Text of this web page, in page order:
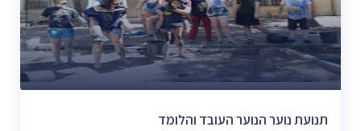
תנועת נוער הנוער העובד והלומד